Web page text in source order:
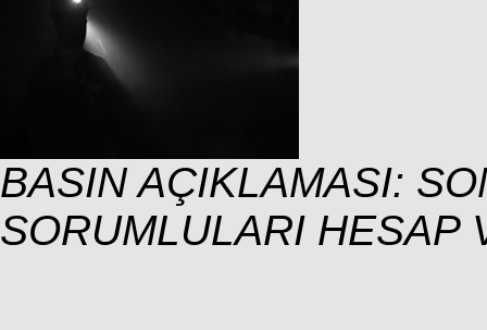
BASIN AÇIKLAMASI:
SORUMLULARI HESAP